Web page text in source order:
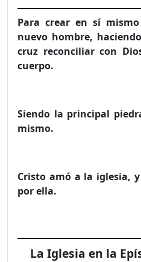
Para crear en sí
nuevo hombre,
cruz reconciliar con
cuerpo.
Siendo la principal
mismo.
Cristo amó a la iglesia,
por ella.
La Iglesia en la